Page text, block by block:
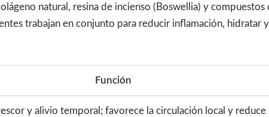
natural, resina de incienso (Boswellia) y compuestos
trabajan en conjunto para reducir inflamación, hidratar
Función
y alivio temporal; favorece la circulación local y reduce